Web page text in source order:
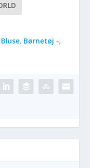
Bluse, Børnetøj -,